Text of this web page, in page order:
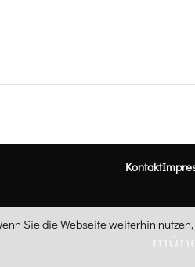
Kontakt
Sie die Webseite weiterhin